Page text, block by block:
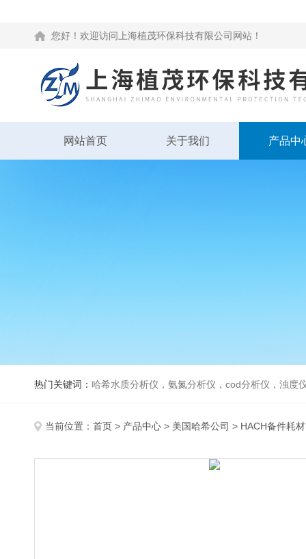
您好！欢迎访问上海植茂环保科技有限公司网站！
网站首页 关于我们 产品中
热门关键词： 哈希水质分析仪，氨氮分析仪，cod分析仪，浊度
当前位置： 首页 > 产品中心 > 美国哈希公司 > HACH备件耗材